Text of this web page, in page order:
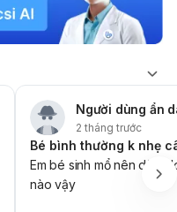
Người dùng ẩn
2 tháng trước
Bé bình thường k nhẹ
Em bé sinh mổ nên dùng
nào vậy